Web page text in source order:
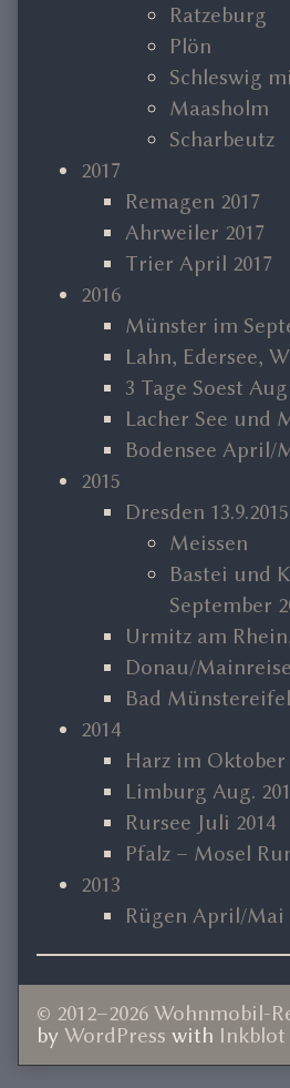
Ratzeburg
Plön
Schleswig
Maasholm
Scharbeutz
2017
Remagen 2017
Ahrweiler 2017
Trier April 2017
2016
Münster im
Lahn, Edersee,
3 Tage Soest
Lacher See und
Bodensee April/
2015
Dresden 13.9.2015
Meissen
Bastei und
September
Urmitz am Rhein,
Donau/
Bad Münstereifel
2014
Harz im Oktober
Limburg Aug.
Rursee Juli 2014
Pfalz – Mosel
2013
Rügen April/Mai
© 2012–2026 Wohnmobil-
by WordPress with Inkblot